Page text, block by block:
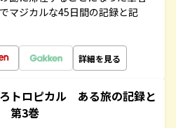
マジカルな45日間の記録と記
詳細を見る
トロピカル ある旅の記録と
第3巻